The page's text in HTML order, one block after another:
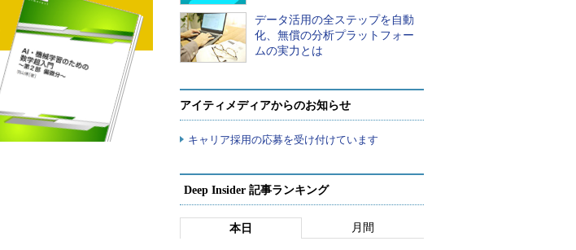
ブログ
データ活用の全ステップを自動
化、無償の分析プラットフォー
ムの実力とは
アイティメディアからのお知らせ
キャリア採用の応募を受け付けています
Deep Insider 記事ランキング
本日 月間